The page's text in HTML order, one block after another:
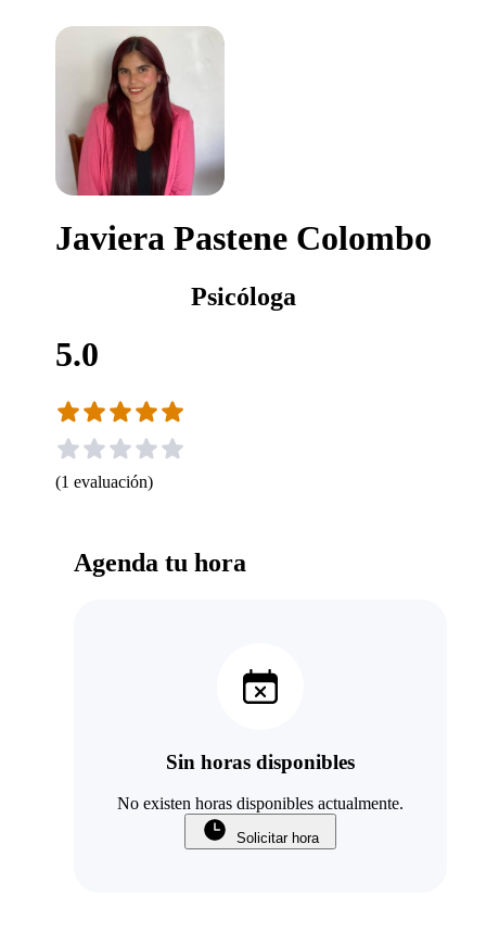
Javiera Pastene Colombo
Psicóloga
5.0
(1 evaluación)
Agenda tu hora
Sin horas disponibles
No existen horas disponibles actualmente.
Solicitar hora